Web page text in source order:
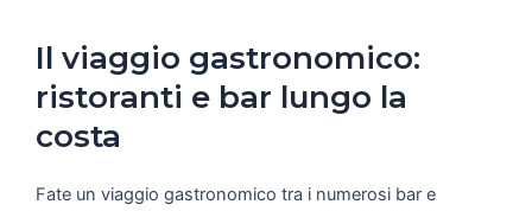
Il viaggio gastronomico:
ristoranti e bar lungo la
costa
Fate un viaggio gastronomico tra i numerosi bar e